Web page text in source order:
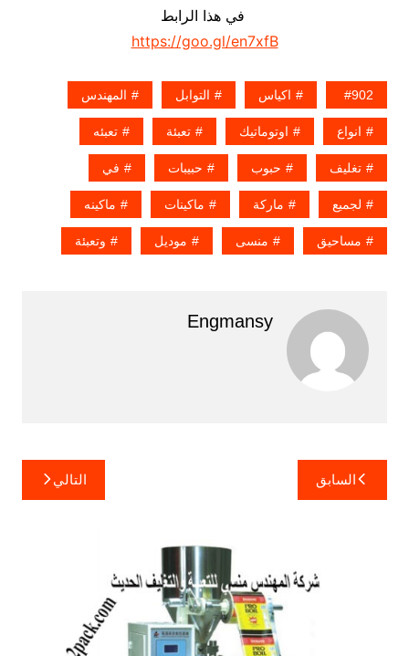
في هذا الرابط
https://goo.gl/en7xfB
902 اكياس التوابل المهندس
انواع اوتوماتيك تعبئة تعبئه
تغليف حبوب حبيبات في
لجميع ماركة ماكينات ماكينه
مساحيق منسى موديل وتعبئة
Engmansy
تصفّح
المقالات
السابق التالي